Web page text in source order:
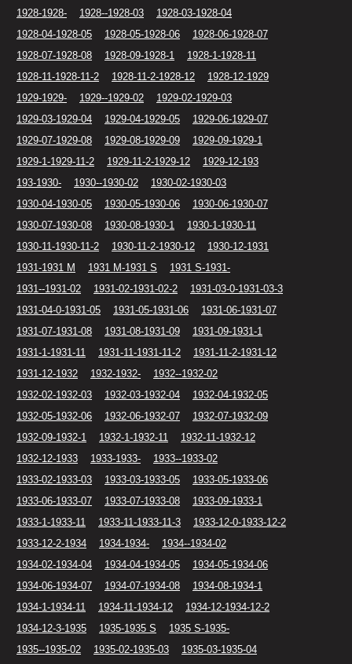
1928-1928- 1928--1928-03
1928-03-1928-04
1928-04-1928-05
1928-05-1928-06
1928-06-1928-07
1928-07-1928-08
1928-09-1928-1
1928-1-1928-11
1928-11-1928-11-2
1928-11-2-1928-12
1928-12-1929
1929-1929-
1929--1929-02
1929-02-1929-03
1929-03-1929-04
1929-04-1929-05
1929-06-1929-07
1929-07-1929-08
1929-08-1929-09
1929-09-1929-1
1929-1-1929-11-2
1929-11-2-1929-12
1929-12-193
193-1930-
1930--1930-02
1930-02-1930-03
1930-04-1930-05
1930-05-1930-06
1930-06-1930-07
1930-07-1930-08
1930-08-1930-1
1930-1-1930-11
1930-11-1930-11-2
1930-11-2-1930-12
1930-12-1931
1931-1931 M
1931 M-1931 S
1931 S-1931-
1931--1931-02
1931-02-1931-02-2
1931-03-0-1931-03-3
1931-04-0-1931-05
1931-05-1931-06
1931-06-1931-07
1931-07-1931-08
1931-08-1931-09
1931-09-1931-1
1931-1-1931-11
1931-11-1931-11-2
1931-11-2-1931-12
1931-12-1932
1932-1932-
1932--1932-02
1932-02-1932-03
1932-03-1932-04
1932-04-1932-05
1932-05-1932-06
1932-06-1932-07
1932-07-1932-09
1932-09-1932-1
1932-1-1932-11
1932-11-1932-12
1932-12-1933
1933-1933-
1933--1933-02
1933-02-1933-03
1933-03-1933-05
1933-05-1933-06
1933-06-1933-07
1933-07-1933-08
1933-09-1933-1
1933-1-1933-11
1933-11-1933-11-3
1933-12-0-1933-12-2
1933-12-2-1934
1934-1934-
1934--1934-02
1934-02-1934-04
1934-04-1934-05
1934-05-1934-06
1934-06-1934-07
1934-07-1934-08
1934-08-1934-1
1934-1-1934-11
1934-11-1934-12
1934-12-1934-12-2
1934-12-3-1935
1935-1935 S
1935 S-1935-
1935--1935-02
1935-02-1935-03
1935-03-1935-04